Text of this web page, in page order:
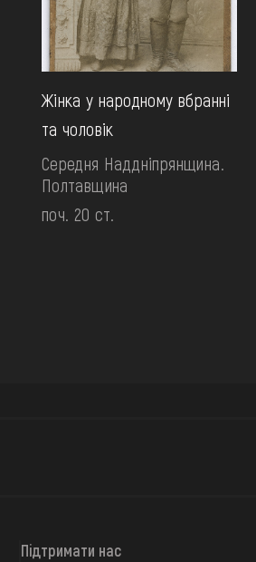
Жінка у народному вбранні
та чоловік
Середня Наддніпрянщина.
Полтавщина
поч. 20 ст.
Підтримати нас